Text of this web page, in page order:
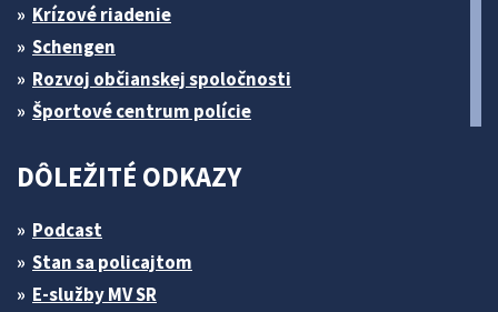
Krízové riadenie
Schengen
Rozvoj občianskej spoločnosti
Športové centrum polície
DÔLEŽITÉ ODKAZY
Podcast
Stan sa policajtom
E-služby MV SR